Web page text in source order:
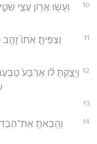
10
וְעָשׂ֥וּ אֲר֖וֹן עֲצֵ֣י
11
וְצִפִּיתָ֤ אֹתוֹ֙ זָהָ֣ב
12 וְיָצַ֣קְתָּ לּ֗וֹ אַרְבַּע֙
13
14
וְהֵֽבֵאתָ֤